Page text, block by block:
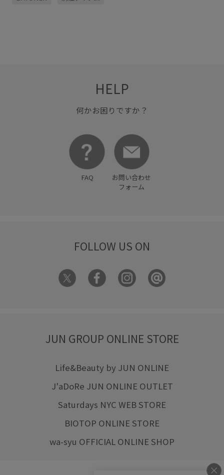
HELP
何かお困りですか？
FAQ
お問い合わせ
フォーム
FOLLOW US ON
JUN GROUP ONLINE STORE
Life&Beauty by JUN ONLINE
J'aDoRe JUN ONLINE OUTLET
Saturdays NYC WEB STORE
BIOTOP ONLINE STORE
wa-syu OFFICIAL ONLINE SHOP